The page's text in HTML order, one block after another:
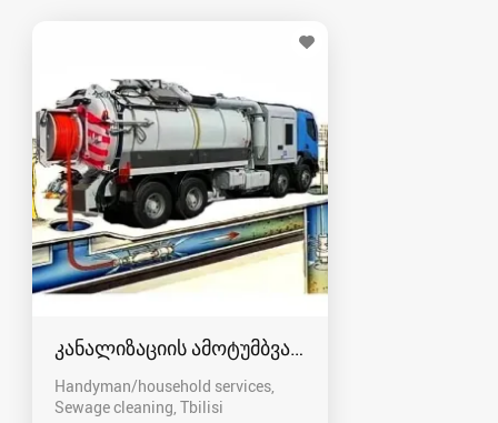
კანალიზაციის ამოტუმბვა, გაწმენდა
Handyman/household services,
Sewage cleaning Tbilisi